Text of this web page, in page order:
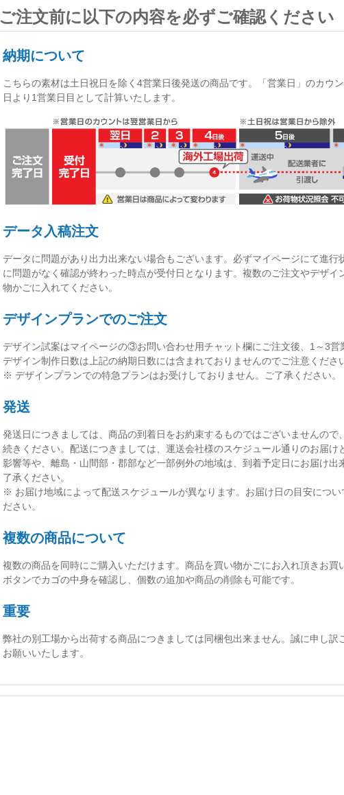
ご注文前に以下の内容を必ずご確認ください
納期について
こちらの素材は土日祝日を除く4営業日後発送の商品です。「営業日」のカウ
日より1営業日目として計算いたします。
データ入稿注文
データに問題があり出力出来ない場合もございます。必ずマイページにて進行
に問題がなく確認が終わった時点が受付日 となります。複数のご注文やデザイ
物かごに入れてください。
デザインプランでのご注文
デザイン試案はマイページの③お問い合わせ用チャット欄にご注文後、 1～3営
デザイン制作日数は上記の納期日数には含まれておりませんのでご注意くださ
※ デザインプランでの特急プランはお受けしておりません。ご了承ください。
発送
発送日につきましては、 商品の到着日をお約束するものではございませんので
続きください。配送につきましては、運送会社様のスケジュール通りのお届け
影響等や、離島・山間部・郡部など一部例外の地域は、到着予定日にお届け出
了承ください。
※ お届け地域によって配送スケジュールが異なります。お届け日の目安につい
ださい。
複数の商品について
複数の商品を同時にご購入いただけます。商品を買い物かごにお入れ頂きお買
ボタンでカゴの中身を確認し、個数の追加や商品の削除も可能です。
重要
弊社の別工場から出荷する商品につきましては同梱包出来ません。誠に申し訳
お願いいたします。